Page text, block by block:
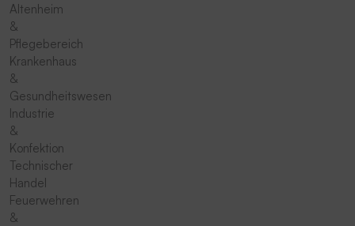
Altenheim
&
Pflegebereich
Krankenhaus
&
Gesundheitswesen
Industrie
&
Konfektion
Technischer
Handel
Feuerwehren
&